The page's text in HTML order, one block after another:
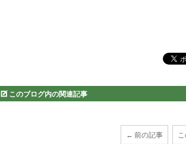
このブログ内の関連記事
← 前の記事